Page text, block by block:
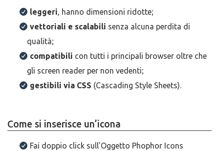
leggeri, hanno dimensioni ridotte;
vettoriali e scalabili senza alcuna perdita di
qualità;
compatibili con tutti i principali browser oltre che
gli screen reader per non vedenti;
gestibili via CSS (Cascading Style Sheets).
Come si inserisce un’icona
Fai doppio click sull'Oggetto Phophor Icons